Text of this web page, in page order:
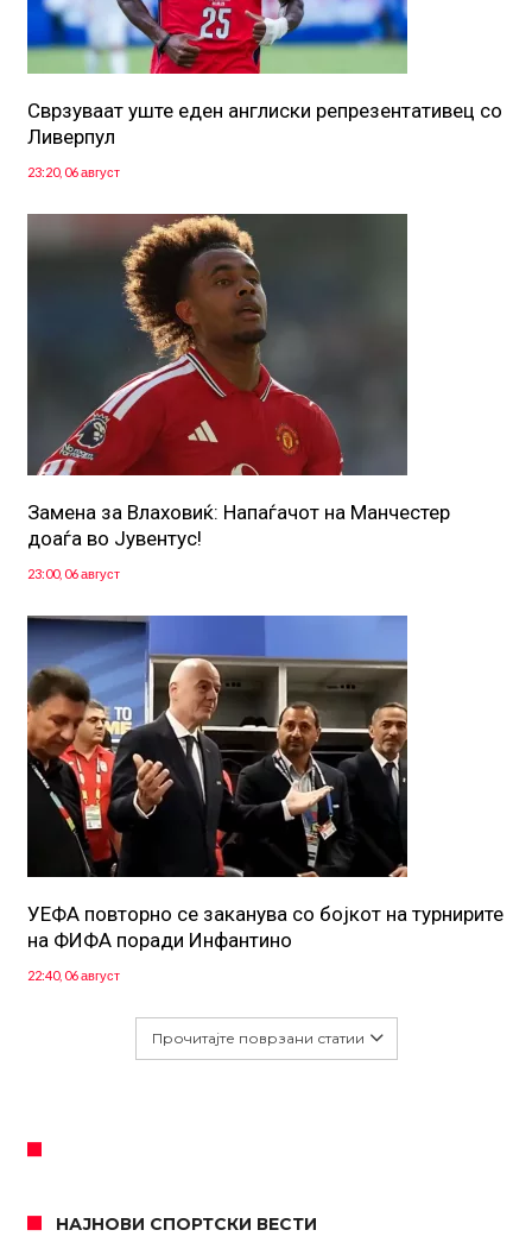
Сврзуваат уште еден англиски репрезентативец со
Ливерпул
23:20, 06 август
Замена за Влаховиќ: Напаѓачот на Манчестер
доаѓа во Јувентус!
23:00, 06 август
УЕФА повторно се заканува со бојкот на турнирите
на ФИФА поради Инфантино
22:40, 06 август
Прочитајте поврзани статии
НАЈНОВИ СПОРТСКИ ВЕСТИ